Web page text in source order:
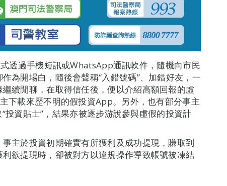
透過手機短訊或WhatsApp通訊軟件，隨機向市民
為開場白，隨後會聲稱“入錯號碼”、加錯好友，一
續閒聊，在取得信任後，便以介紹高額回報的虛
下載來歷不明的假投資App。另外，也有部分事主
資貼士”，結果亦被逐步游說參與虛假的投資計
主於投資初期確實有所獲利及成功提現，賺取到
欲提現時，卻被對方以違規操作導致帳號被凍結